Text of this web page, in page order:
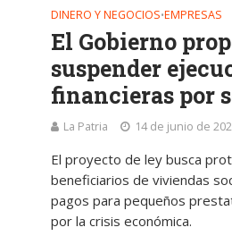
DINERO Y NEGOCIOS•EMPRESAS
El Gobierno
suspender
financieras por
La Patria 14 de junio de
El proyecto de ley busca
beneficiarios de viviendas
pagos para pequeños
por la crisis económica.